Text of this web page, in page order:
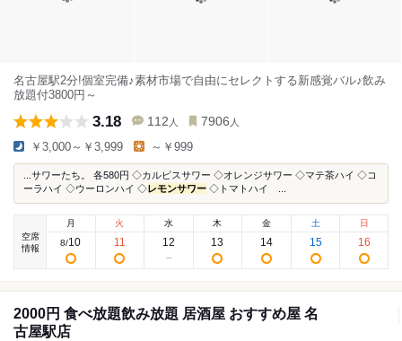
名古屋駅2分!個室完備♪素材市場で自由にセレクトする新感覚バル♪飲み
放題付3800円～
3.18 112 人 7906 人
￥3,000～￥3,999 ～￥999
...サワーたち。 各580円 ◇カルピスサワー ◇オレンジサワー ◇マテ茶ハイ ◇コ
ーラハイ ◇ウーロンハイ ◇ レモンサワー ◇トマトハイ ...
空席
情報
月
8/10
火
11
水
12
木
13
金
14
土
15
日
16
2000円 食べ放題飲み放題 居酒屋 おすすめ屋 名
古屋駅店